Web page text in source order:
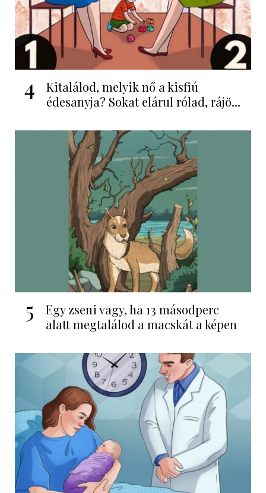
4
Kitalálod, melyik nő a kisfiú
édesanyja? Sokat elárul rólad, rájö...
5
Egy zseni vagy, ha 13 másodperc
alatt megtalálod a macskát a képen